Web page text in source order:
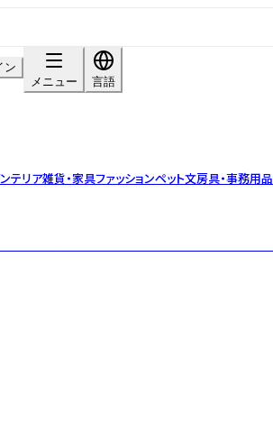
ン
メニュー
言語
テリア雑貨・家具ファッションペット文房具・事務用品